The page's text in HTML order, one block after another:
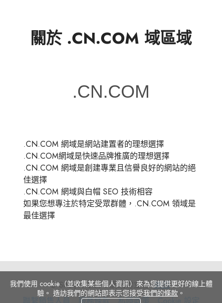
關於 .CN.COM 域區域
.CN.COM 網域是網站建置者的理想選擇
.CN.COM網域是快速品牌推廣的理想選擇
.CN.COM 網域是創建專業且信譽良好的網站的絕
佳選擇
.CN.COM 網域與白帽 SEO 技術相容
如果您想專注於特定受眾群體，.CN.COM 領域是
最佳選擇
© Site.pro 2011. 網站建立者.美国.
聯繫銷售人員 服
服務條款 私
私隱政策 Cookie
Cookie 設定
我們使用 cookie（並收集某些個人資訊）來為您提供更好的線上體
驗。 造訪我們的網站即表示您接受我們的條款 。